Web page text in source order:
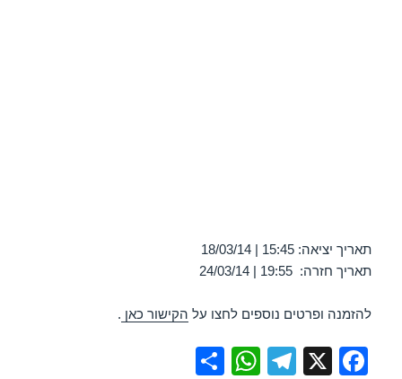
תאריך יציאה: 15:45 | 18/03/14
תאריך חזרה: 19:55 | 24/03/14
להזמנה ופרטים נוספים לחצו על הקישור כאן .
F
X
T
W